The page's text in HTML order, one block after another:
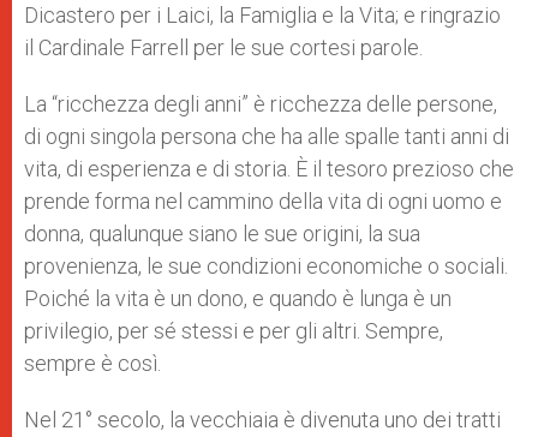
Dicastero per i Laici, la Famiglia e la Vita; e ringrazio
il Cardinale Farrell per le sue cortesi parole.
La “ricchezza degli anni” è ricchezza delle persone,
di ogni singola persona che ha alle spalle tanti anni di
vita, di esperienza e di storia. È il tesoro prezioso che
prende forma nel cammino della vita di ogni uomo e
donna, qualunque siano le sue origini, la sua
provenienza, le sue condizioni economiche o sociali.
Poiché la vita è un dono, e quando è lunga è un
privilegio, per sé stessi e per gli altri. Sempre,
sempre è così.
Nel 21° secolo, la vecchiaia è divenuta uno dei tratti